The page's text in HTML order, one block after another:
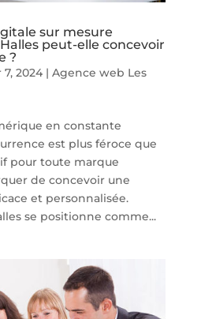
sur mesure
peut-elle concevoir
?
7, 2024| Agence web Les
en constante
est plus féroce que
pour toute marque
de concevoir une
et personnalisée.
se positionne comme...